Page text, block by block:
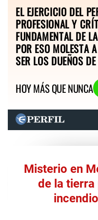
EL EJERCICIO DEL
PROFESIONAL Y
FUNDAMENTAL DE
POR ESO MOLESTA
SER LOS DUEÑOS
HOY MÁS QUE NUNCA
Misterio en
de la tierra